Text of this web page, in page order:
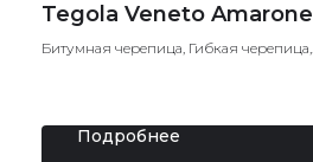
Tegola Veneto Amarone
Битумная черепица, Гибкая черепица,
Подробнее